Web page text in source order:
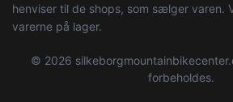
henviser til de shops, som sælger varen.
varerne på lager.
© 2026
forbeholdes.